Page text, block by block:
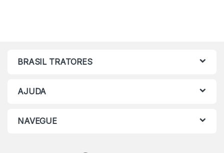
BRASIL TRATORES
AJUDA
NAVEGUE